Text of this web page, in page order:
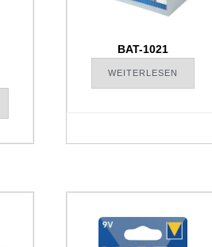
BAT-1021
WEITERLESEN